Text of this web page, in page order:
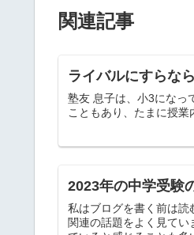
関連記事
ライバルにすらな
塾友 息子は、小3になっ
こともあり、たまに授
2023年の中学受験
私はブログを書く前は読
関連の話題をよく見て